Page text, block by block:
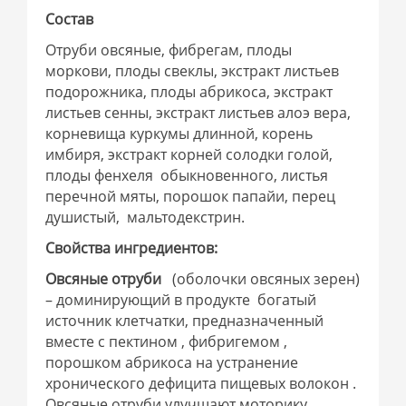
Состав
Отруби овсяные, фибрегам, плоды
моркови, плоды свеклы, экстракт листьев
подорожника, плоды абрикоса, экстракт
листьев сенны, экстракт листьев алоэ вера,
корневища куркумы длинной, корень
имбиря, экстракт корней солодки голой,
плоды фенхеля обыкновенного, листья
перечной мяты, порошок папайи, перец
душистый, мальтодекстрин.
Свойства ингредиентов:
Овсяные отруби (оболочки овсяных зерен)
– доминирующий в продукте богатый
источник клетчатки, предназначенный
вместе с пектином , фибригемом ,
порошком абрикоса на устранение
хронического дефицита пищевых волокон .